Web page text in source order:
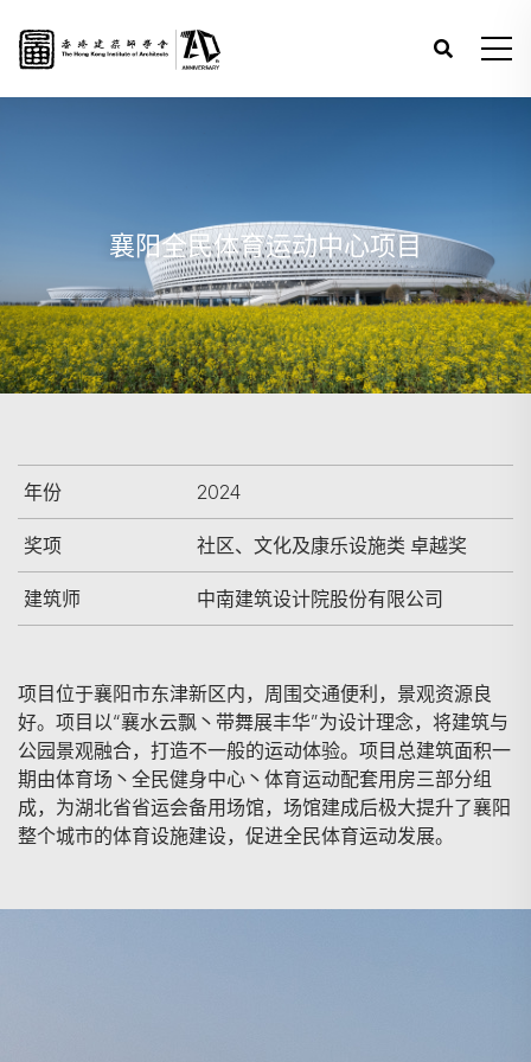
襄阳全民体育运动中心项目
年份 2024
奖项 社区、文化及康乐设施类 卓越奖
建筑师 中南建筑设计院股份有限公司
项目位于襄阳市东津新区内，周围交通便利，景观资源良
好。项目以“襄水云飘丶带舞展丰华”为设计理念，将建筑与
公园景观融合，打造不一般的运动体验。项目总建筑面积一
期由体育场丶全民健身中心丶体育运动配套用房三部分组
成，为湖北省省运会备用场馆，场馆建成后极大提升了襄阳
整个城市的体育设施建设，促进全民体育运动发展。